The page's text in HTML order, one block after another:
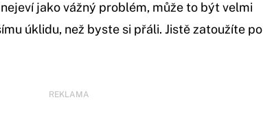
jako vážný problém, může to být velmi
úklidu, než byste si přáli. Jistě zatoužíte po
REKLAMA